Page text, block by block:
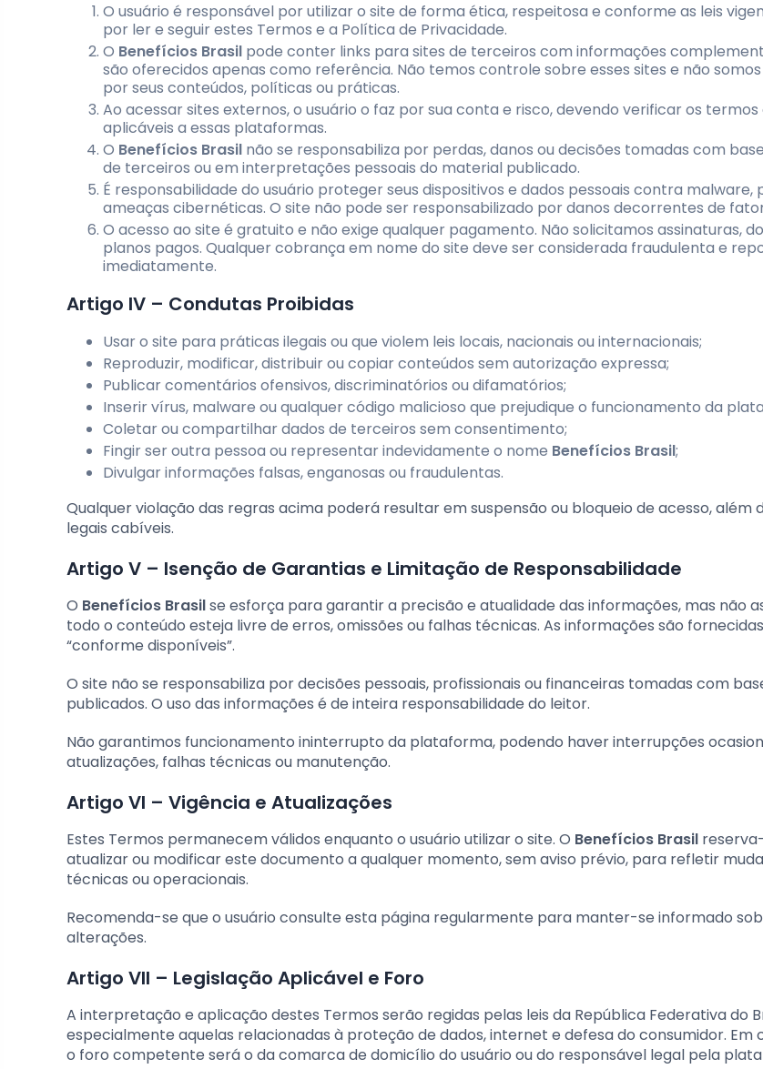
O usuário é responsável por utilizar o site de forma ética, respeitosa e conforme as leis
por ler e seguir estes Termos e a Política de Privacidade.
O Benefícios Brasil pode conter links para sites de terceiros com informações
são oferecidos apenas como referência. Não temos controle sobre esses sites e não
por seus conteúdos, políticas ou práticas.
Ao acessar sites externos, o usuário o faz por sua conta e risco, devendo verificar os
aplicáveis a essas plataformas.
O Benefícios Brasil não se responsabiliza por perdas, danos ou decisões tomadas com
de terceiros ou em interpretações pessoais do material publicado.
É responsabilidade do usuário proteger seus dispositivos e dados pessoais contra malware,
ameaças cibernéticas. O site não pode ser responsabilizado por danos decorrentes de
O acesso ao site é gratuito e não exige qualquer pagamento. Não solicitamos assinaturas,
planos pagos. Qualquer cobrança em nome do site deve ser considerada fraudulenta e
imediatamente.
Artigo IV – Condutas Proibidas
Usar o site para práticas ilegais ou que violem leis locais, nacionais ou internacionais;
Reproduzir, modificar, distribuir ou copiar conteúdos sem autorização expressa;
Publicar comentários ofensivos, discriminatórios ou difamatórios;
Inserir vírus, malware ou qualquer código malicioso que prejudique o funcionamento da
Coletar ou compartilhar dados de terceiros sem consentimento;
Fingir ser outra pessoa ou representar indevidamente o nome Benefícios Brasil;
Divulgar informações falsas, enganosas ou fraudulentas.
Qualquer violação das regras acima poderá resultar em suspensão ou bloqueio de acesso, além
legais cabíveis.
Artigo V – Isenção de Garantias e Limitação de Responsabilidade
O Benefícios Brasilse esforça para garantir a precisão e atualidade das informações, mas não
todo o conteúdo esteja livre de erros, omissões ou falhas técnicas. As informações são
“conforme disponíveis”.
O site não se responsabiliza por decisões pessoais, profissionais ou financeiras tomadas com
publicados. O uso das informações é de inteira responsabilidade do leitor.
Não garantimos funcionamento ininterrupto da plataforma, podendo haver interrupções
atualizações, falhas técnicas ou manutenção.
Artigo VI – Vigência e Atualizações
Estes Termos permanecem válidos enquanto o usuário utilizar o site. O Benefícios Brasil
atualizar ou modificar este documento a qualquer momento, sem aviso prévio, para refletir
técnicas ou operacionais.
Recomenda-se que o usuário consulte esta página regularmente para manter-se informado
alterações.
Artigo VII – Legislação Aplicável e Foro
A interpretação e aplicação destes Termos serão regidas pelas leis da República Federativa do
especialmente aquelas relacionadas à proteção de dados, internet e defesa do consumidor. Em
o foro competente será o da comarca de domicílio do usuário ou do responsável legal pela